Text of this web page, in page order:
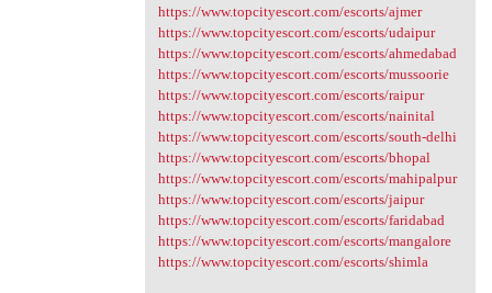
https://www.topcityescort.com/escorts/ajmer
https://www.topcityescort.com/escorts/udaipur
https://www.topcityescort.com/escorts/ahmedabad
https://www.topcityescort.com/escorts/mussoorie
https://www.topcityescort.com/escorts/raipur
https://www.topcityescort.com/escorts/nainital
https://www.topcityescort.com/escorts/south-delhi
https://www.topcityescort.com/escorts/bhopal
https://www.topcityescort.com/escorts/mahipalpur
https://www.topcityescort.com/escorts/jaipur
https://www.topcityescort.com/escorts/faridabad
https://www.topcityescort.com/escorts/mangalore
https://www.topcityescort.com/escorts/shimla